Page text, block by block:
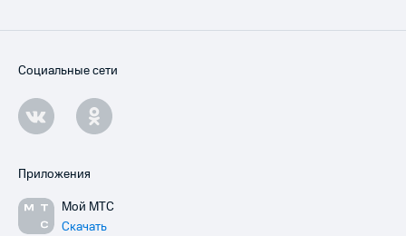
Социальные сети
Приложения
Мой МТС
Скачать